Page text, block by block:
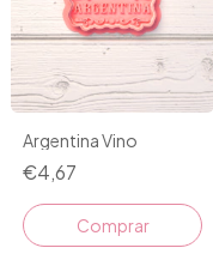
Argentina Vino
€4,67
Comprar